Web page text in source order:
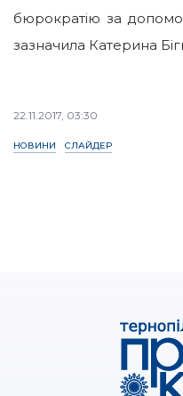
бюрократію за
зазначила Катерина
22.11.2017, 03:30
НОВИНИ СЛАЙДЕР